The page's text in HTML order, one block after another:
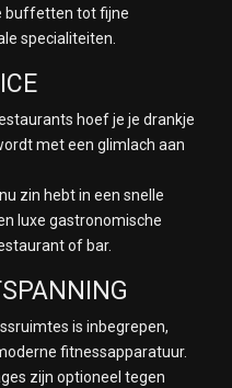
buffetten tot fijne
specialiteiten.
hoef je je drankje
met een glimlach aan
zin hebt in een snelle
luxe gastronomische
of bar.
is inbegrepen,
fitnessapparatuur.
zijn optioneel tegen